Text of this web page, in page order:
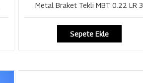
Metal Braket Tekli MBT 0.22 LR 3
Sepete Ekle